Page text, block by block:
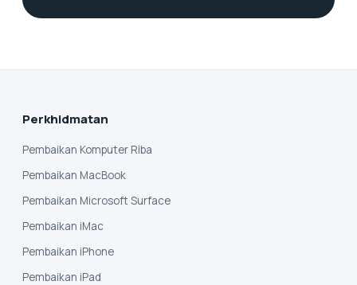
Perkhidmatan
Pembaikan Komputer Riba
Pembaikan MacBook
Pembaikan Microsoft Surface
Pembaikan iMac
Pembaikan iPhone
Pembaikan iPad